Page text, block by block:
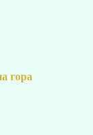
гора